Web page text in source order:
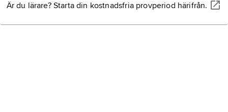
Är du lärare? Starta din kostnadsfria provperiod härifrån.